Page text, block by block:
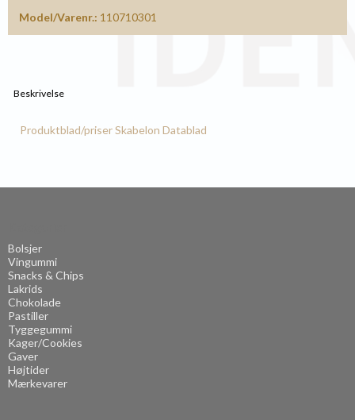
Model/Varenr.: 110710301
Beskrivelse
Produktblad/priserSkabelon Datablad
Bolsjer
Vingummi
Snacks & Chips
Lakrids
Chokolade
Pastiller
Tyggegummi
Kager/Cookies
Gaver
Højtider
Mærkevarer